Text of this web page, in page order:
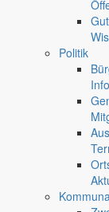
Politik